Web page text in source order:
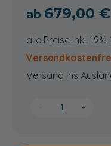
679,00 €
alle Preise inkl. 19%
Versand ins
+